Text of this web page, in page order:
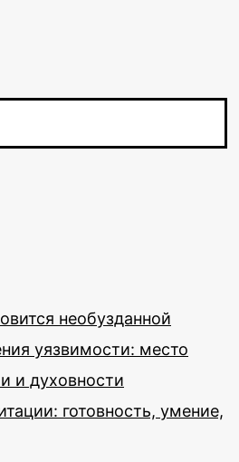
необузданной
уязвимости: место
и духовности
готовность, умение,